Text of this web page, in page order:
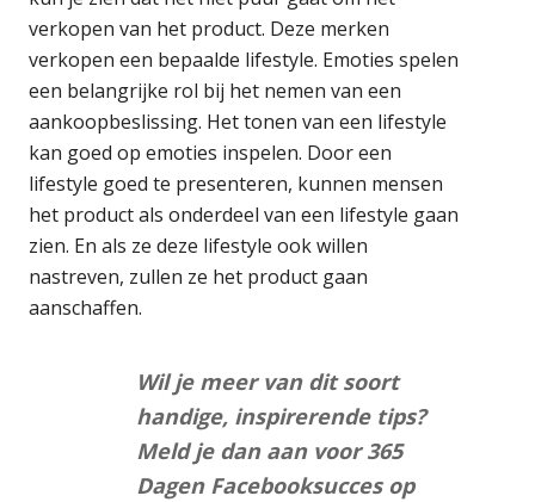
verkopen van het product. Deze merken
verkopen een bepaalde lifestyle. Emoties spelen
een belangrijke rol bij het nemen van een
aankoopbeslissing. Het tonen van een lifestyle
kan goed op emoties inspelen. Door een
lifestyle goed te presenteren, kunnen mensen
het product als onderdeel van een lifestyle gaan
zien. En als ze deze lifestyle ook willen
nastreven, zullen ze het product gaan
aanschaffen.
Wil je meer van dit soort
handige, inspirerende tips?
Meld je dan aan voor 365
Dagen Facebooksucces op